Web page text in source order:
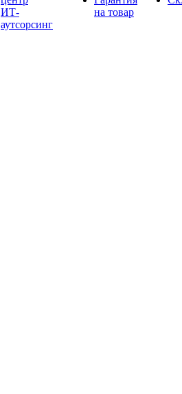
ИТ-
аутсорсинг
на товар